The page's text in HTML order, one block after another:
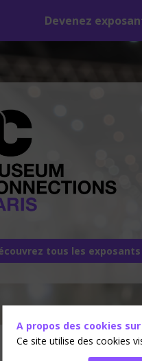
Devenez
tous les exposants
A propos des cookies
Ce site utilise des cookies